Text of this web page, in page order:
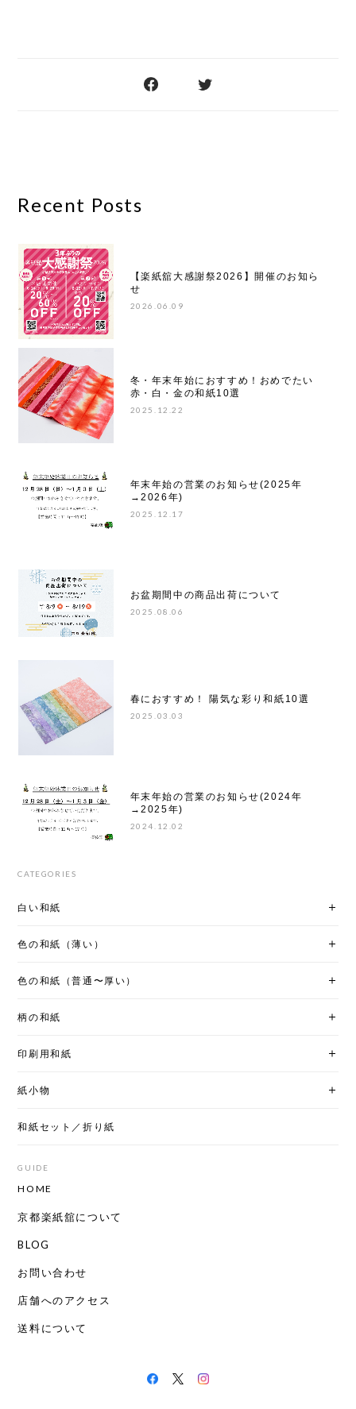
Recent Posts
【楽紙舘大感謝祭2026】開催のお知ら
せ
2026.06.09
冬・年末年始におすすめ！おめでたい
赤・白・金の和紙10選
2025.12.22
年末年始の営業のお知らせ(2025年
→2026年)
2025.12.17
お盆期間中の商品出荷について
2025.08.06
春におすすめ！ 陽気な彩り和紙10選
2025.03.03
年末年始の営業のお知らせ(2024年
→2025年)
2024.12.02
CATEGORIES
白い和紙
色の和紙（薄い）
色の和紙（普通〜厚い）
柄の和紙
印刷用和紙
紙小物
和紙セット／折り紙
GUIDE
HOME
京都楽紙舘について
BLOG
お問い合わせ
店舗へのアクセス
送料について